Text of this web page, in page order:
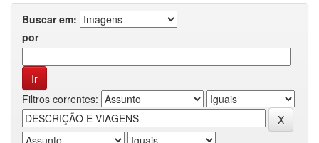
Buscar em:
por
Filtros correntes: